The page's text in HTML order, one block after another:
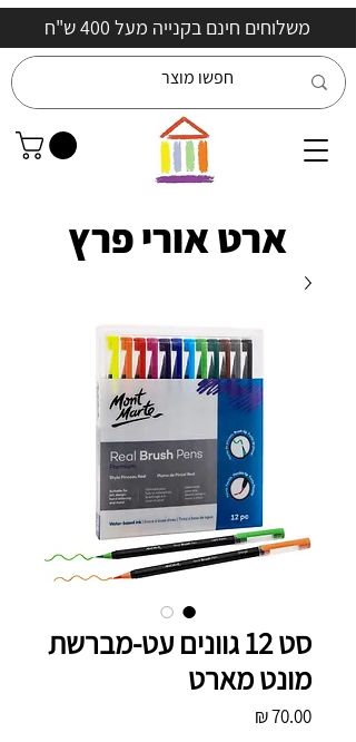
משלוחים חינם בקנייה מעל 400 ש"ח
ארט אורי פרץ
סט 12 גוונים עט-מברשת
מונט מארט